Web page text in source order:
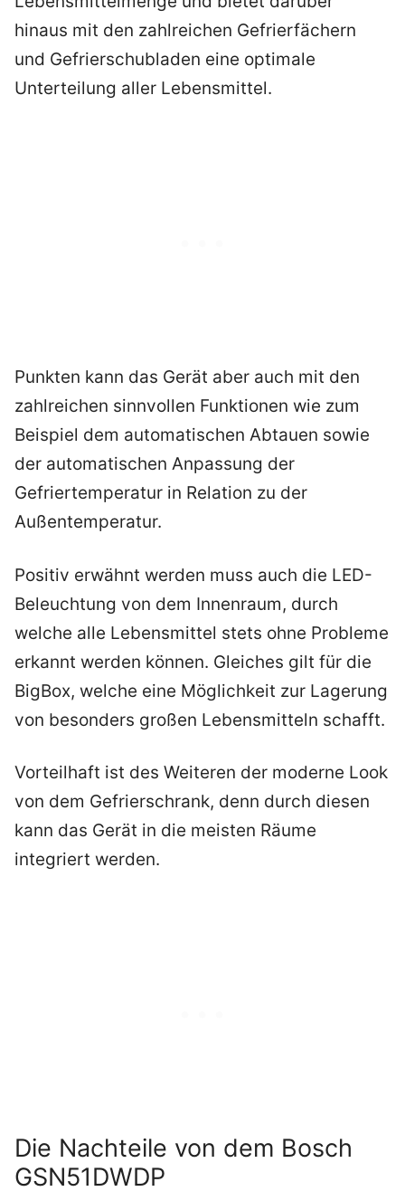
hinaus mit den zahlreichen Gefrierfächern
und Gefrierschubladen eine optimale
Unterteilung aller Lebensmittel.
Punkten kann das Gerät aber auch mit den
zahlreichen sinnvollen Funktionen wie zum
Beispiel dem automatischen Abtauen sowie
der automatischen Anpassung der
Gefriertemperatur in Relation zu der
Außentemperatur.
Positiv erwähnt werden muss auch die LED-
Beleuchtung von dem Innenraum, durch
welche alle Lebensmittel stets ohne Probleme
erkannt werden können. Gleiches gilt für die
BigBox, welche eine Möglichkeit zur Lagerung
von besonders großen Lebensmitteln schafft.
Vorteilhaft ist des Weiteren der moderne Look
von dem Gefrierschrank, denn durch diesen
kann das Gerät in die meisten Räume
integriert werden.
Die Nachteile von dem Bosch
GSN51DWDP